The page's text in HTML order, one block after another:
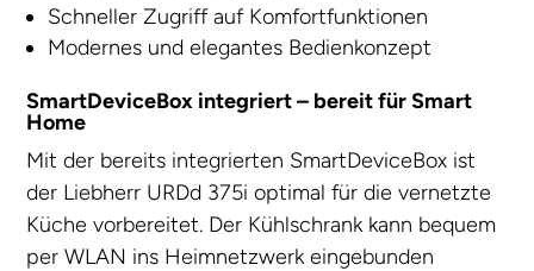
Schneller Zugriff auf Komfortfunktionen
Modernes und elegantes Bedienkonzept
SmartDeviceBox integriert – bereit für Smart
Home
Mit der bereits integrierten SmartDeviceBox ist
der Liebherr URDd 375i optimal für die vernetzte
Küche vorbereitet. Der Kühlschrank kann bequem
per WLAN ins Heimnetzwerk eingebunden